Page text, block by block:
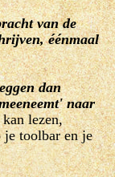
van de
éénmaal
dan
naar
lezen,
je toolbar en je